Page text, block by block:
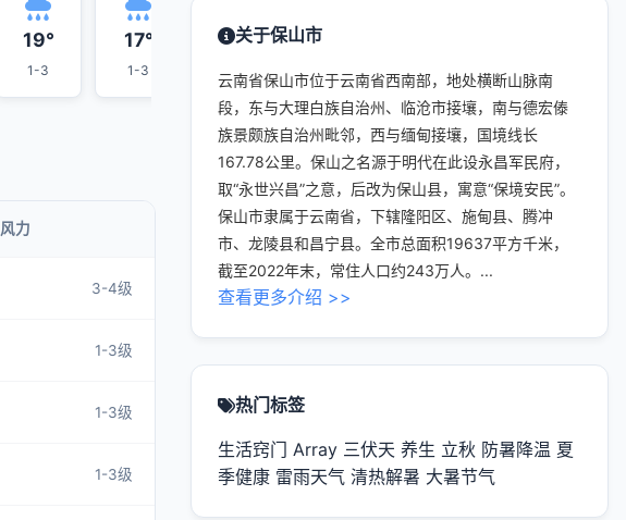
19°
1-3
17°
1-3
17°
1-3 1-3 1-3 1-3
风力
3-4级
1-3级
1-3级
1-3级
关于保山市
云南省保山市位于云南省西南部，地处横断山脉南
段，东与大理白族自治州、临沧市接壤，南与德宏傣
族景颇族自治州毗邻，西与缅甸接壤，国境线长
167.78公里。保山之名源于明代在此设永昌军民府，
取“永世兴昌”之意，后改为保山县，寓意“保境安民”。
保山市隶属于云南省，下辖隆阳区、施甸县、腾冲
市、龙陵县和昌宁县。全市总面积19637平方千米，
截至2022年末，常住人口约243万人。...
查看更多介绍 >>
热门标签
生活窍门 Array 三伏天 养生 立秋 防暑降温 夏
季健康 雷雨天气 清热解暑 大暑节气